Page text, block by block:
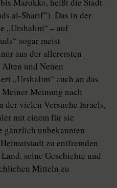
Marokko, heißt die Stadt
al-Sharif“). Das in der
„Urshalim“ – auf
sogar meist
aus der allerersten
und Neuen
„Urshalim“ auch an das
Meiner Meinung nach
der vielen Versuche Israels,
mit einem für sie
gänzlich unbekannten
zu entfremden
seine Geschichte und
Mitteln zu